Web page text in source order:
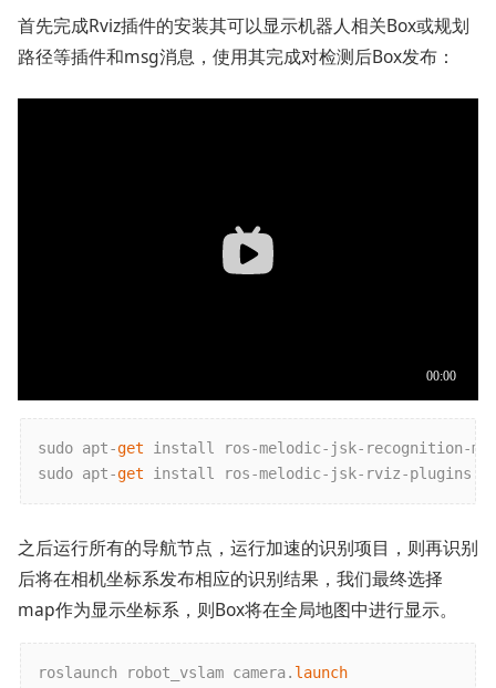
首先完成Rviz插件的安装其可以显示机器人相关Box或规划
路径等插件和msg消息，使用其完成对检测后Box发布：
sudo apt-get install ros-melodic-jsk-recognition-
sudo apt-get install ros-melodic-jsk-rviz-plugins
之后运行所有的导航节点，运行加速的识别项目，则再识别
后将在相机坐标系发布相应的识别结果，我们最终选择
map作为显示坐标系，则Box将在全局地图中进行显示。
roslaunch robot_vslam camera. launch